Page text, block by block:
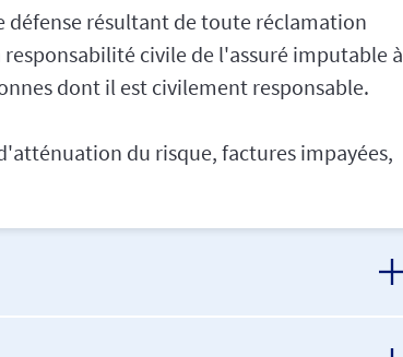
défense résultant de toute réclamation
civile de l'assuré imputable à
dont il est civilement responsable.
du risque, factures impayées,